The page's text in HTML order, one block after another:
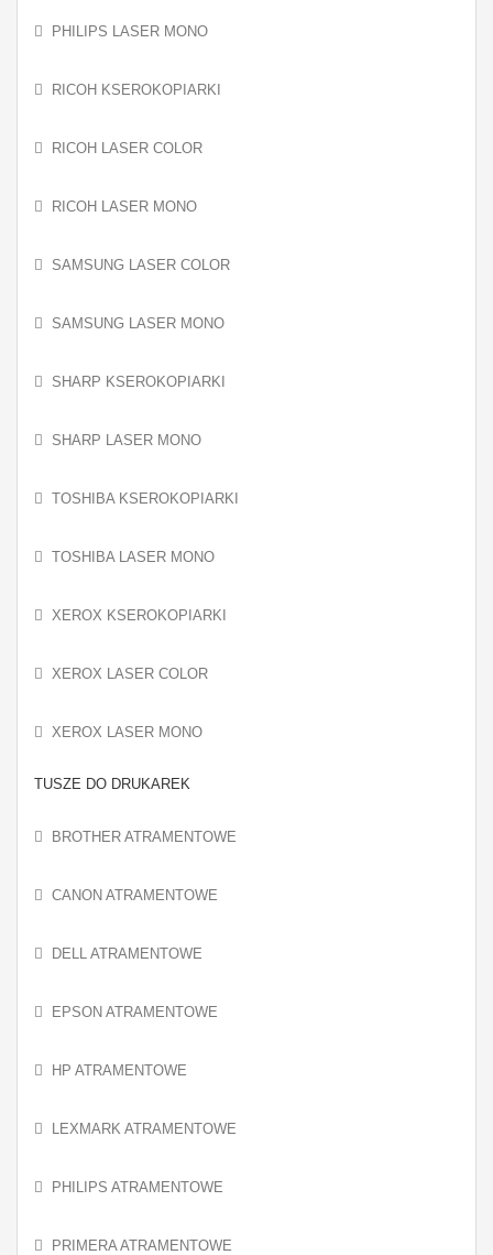
PHILIPS LASER MONO
RICOH KSEROKOPIARKI
RICOH LASER COLOR
RICOH LASER MONO
SAMSUNG LASER COLOR
SAMSUNG LASER MONO
SHARP KSEROKOPIARKI
SHARP LASER MONO
TOSHIBA KSEROKOPIARKI
TOSHIBA LASER MONO
XEROX KSEROKOPIARKI
XEROX LASER COLOR
XEROX LASER MONO
TUSZE DO DRUKAREK
BROTHER ATRAMENTOWE
CANON ATRAMENTOWE
DELL ATRAMENTOWE
EPSON ATRAMENTOWE
HP ATRAMENTOWE
LEXMARK ATRAMENTOWE
PHILIPS ATRAMENTOWE
PRIMERA ATRAMENTOWE